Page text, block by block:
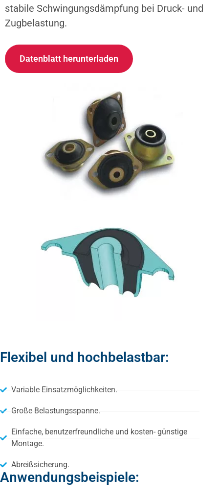
stabile Schwingungsdämpfung bei Druck- und
Zugbelastung.
Datenblatt herunterladen
Flexibel und hochbelastbar:
Variable Einsatzmöglichkeiten.
Große Belastungsspanne.
Einfache, benutzerfreundliche und kosten- günstige
Montage.
Abreißsicherung.
Anwendungsbeispiele: